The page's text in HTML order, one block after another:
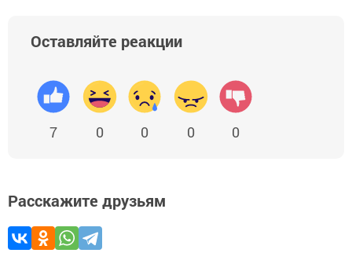
Оставляйте реакции
7 0 0 0 0
Расскажите друзьям